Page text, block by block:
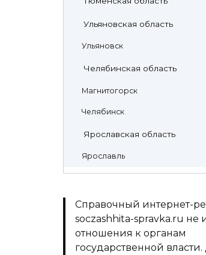
Ульяновская область
Ульяновск
Челябинская область
Магнитогорск
Челябинск
Ярославская область
Ярославль
Справочный интернет-
soczashhita-spravka.ru не
отношения к органам
государственной власти.